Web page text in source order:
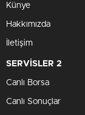
Künye
Hakkımızda
İletişim
SERVİSLER 2
Canlı Borsa
Canlı Sonuçlar